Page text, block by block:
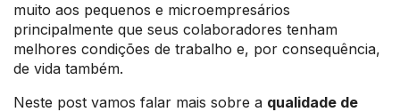
muito aos pequenos e microempresários
principalmente que seus colaboradores tenham
melhores condições de trabalho e, por consequência,
de vida também.
Neste post vamos falar mais sobre a qualidade de